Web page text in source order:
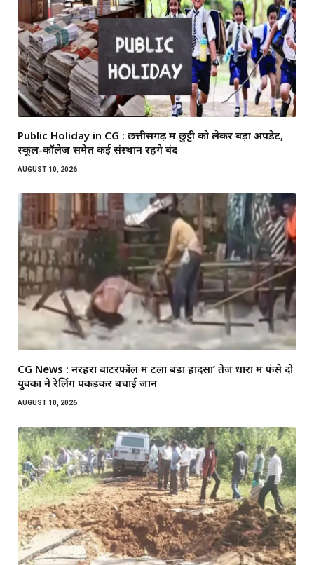
Public Holiday in CG : छत्तीसगढ़ में छुट्टी को लेकर बड़ा अपडेट,
स्कूल-कॉलेज समेत कई संस्थान रहेंगे बंद
AUGUST 10, 2026
CG News : नरहरा वाटरफॉल में टला बड़ा हादसा’ तेज धारा में फंसे दो
युवकों ने रेलिंग पकड़कर बचाई जान
AUGUST 10, 2026